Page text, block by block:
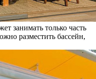
занимать только часть
разместить бассейн,